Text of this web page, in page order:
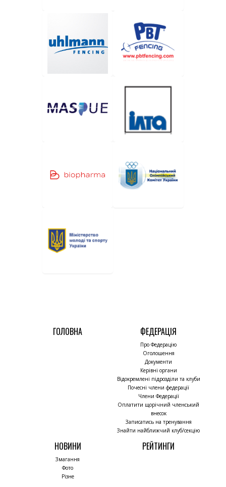
ГОЛОВНА ФЕДЕРАЦІЯ
Про Федерацію
Оголошення
Документи
Керівні органи
Відокремлені підрозділи та клуби
Почесні члени федерації
Члени Федерації
Оплатити щорічний членський
внесок
Записатись на тренування
Знайти найближчий клуб/секцію
НОВИНИ
Змагання
Фото
Різне
РЕЙТИНГИ